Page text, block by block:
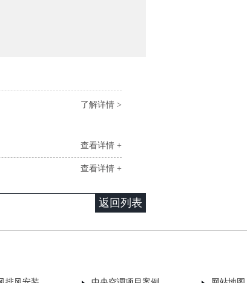
了解详情 >
查看详情 +
查看详情 +
返回列表